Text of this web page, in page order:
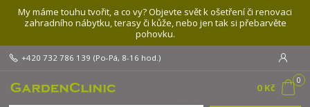
My máme touhu tvořit, a co vy? Objevte svět k ošetření či renovaci
zahradního nábytku, terasy či kůže, nebo jen tak si přebarvěte
pohovku.
+420 732 786 139 (Po-Pá, 8-16 hod.)
0
0 Kč